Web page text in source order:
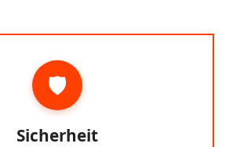
🛡️
Sicherheit